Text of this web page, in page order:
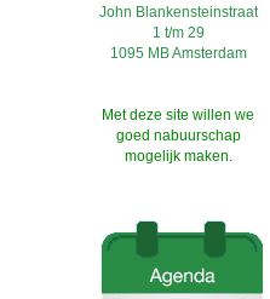
John Blankensteinstraat
1 t/m 29
1095 MB Amsterdam
Met deze site willen we
goed nabuurschap
mogelijk maken.